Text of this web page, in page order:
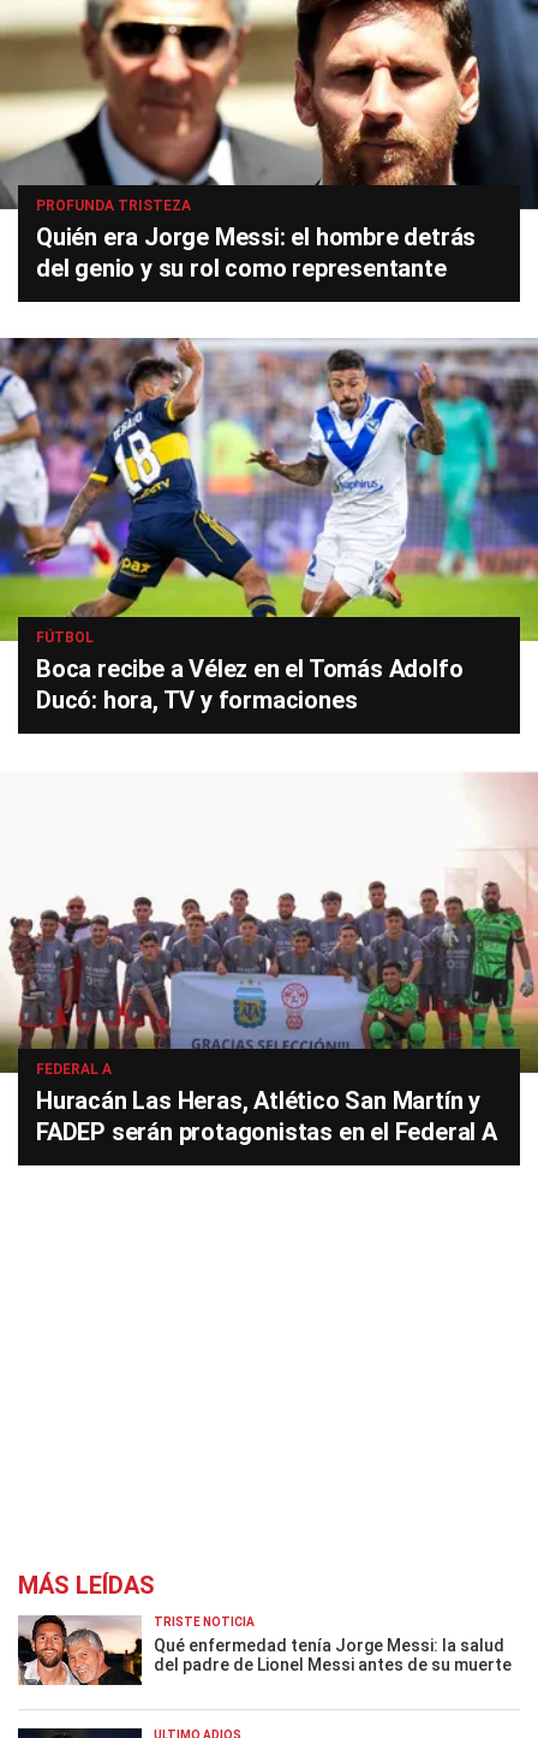
PROFUNDA TRISTEZA
Quién era Jorge Messi: el hombre detrás
del genio y su rol como representante
FÚTBOL
Boca recibe a Vélez en el Tomás Adolfo
Ducó: hora, TV y formaciones
FEDERAL A
Huracán Las Heras, Atlético San Martín y
FADEP serán protagonistas en el Federal A
MÁS LEÍDAS
TRISTE NOTICIA
Qué enfermedad tenía Jorge Messi: la salud
del padre de Lionel Messi antes de su muerte
ÚLTIMO ADIÓS